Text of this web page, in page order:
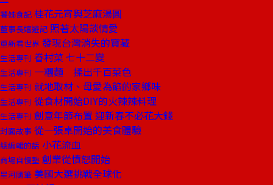
饕姊食記 桂花元宵與芝麻湯圓
董事長嬉遊記 照著太陽談情愛
重新看世界 發現台灣消失的寶藏
生活專刊 眷村菜 七十二變
生活專刊 一糰麵 揉出千百菜色
生活專刊 就地取材、母愛為餡的家鄉味
生活專刊 從食材開始DIY的火辣辣料理
生活專刊 創意年節布置 迎新春不必花大錢
封面故事 從一張桌開始的美食體驗
總編輯的話 小花流血
商場自慢塾 創業從憤怒開始
星河隨筆 美國大選挑戰全球化